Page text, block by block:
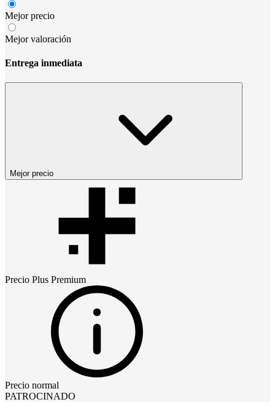
Mejor precio
Mejor valoración
Entrega inmediata
Mejor precio
Precio Plus Premium
Precio normal
PATROCINADO